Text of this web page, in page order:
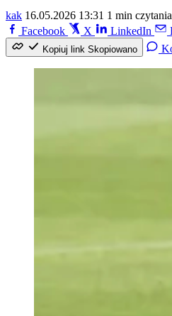
kak 16.05.2026 13:31 1 min czytania
Facebook
X LinkedIn
Kopiuj link Skopiowano